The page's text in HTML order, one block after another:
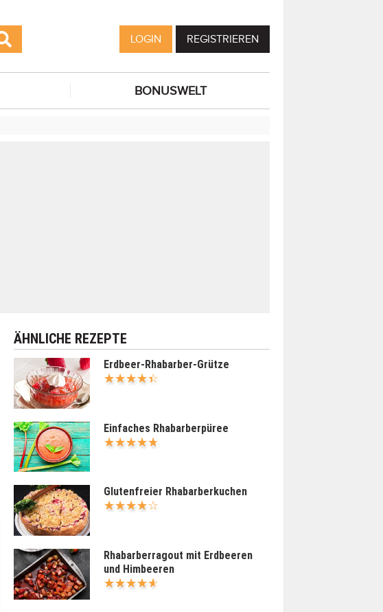
LOGIN REGISTRIEREN
BONUSWELT
ÄHNLICHE REZEPTE
Erdbeer-Rhabarber-Grütze
Einfaches Rhabarberpüree
Glutenfreier Rhabarberkuchen
Rhabarberragout mit Erdbeeren
und Himbeeren